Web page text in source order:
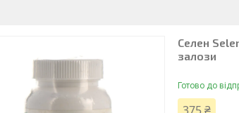
Селен
залози
Готово до